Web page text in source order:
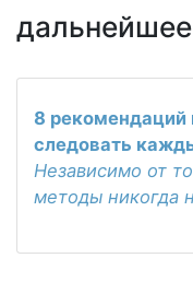
8 рекомендаций
следовать
Независимо от
методы никогда